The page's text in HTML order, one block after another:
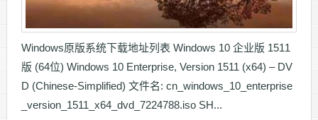
Windows原版系统下载地址列表 Windows 10 企业版 1511
版 (64位) Windows 10 Enterprise, Version 1511 (x64) – DV
D (Chinese-Simplified) 文件名: cn_windows_10_enterprise
_version_1511_x64_dvd_7224788.iso SH...